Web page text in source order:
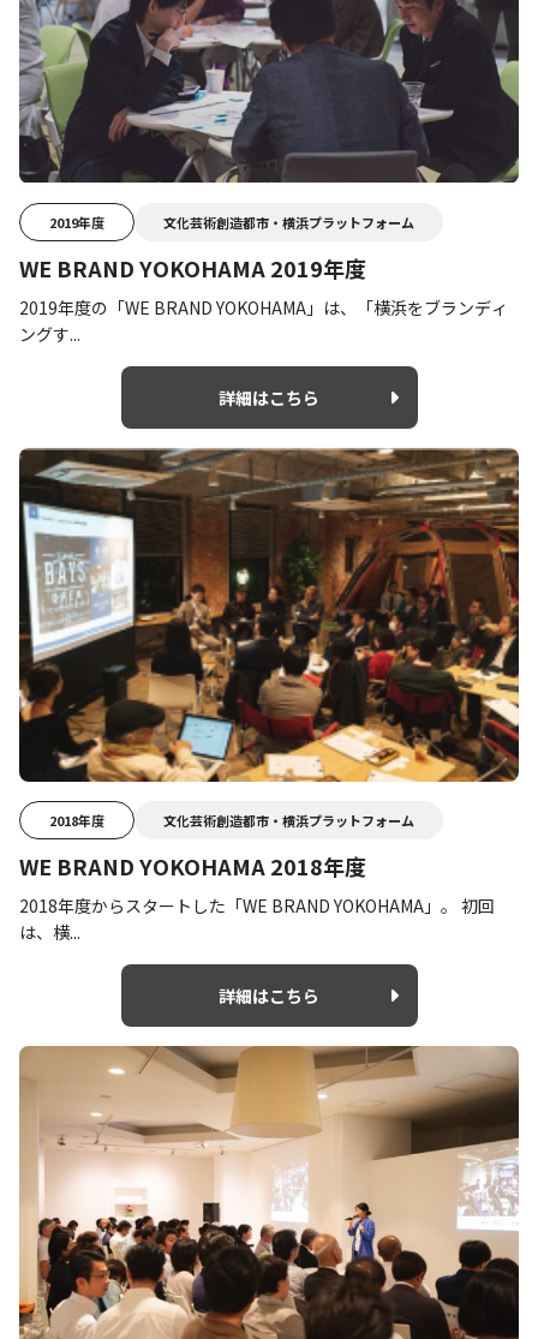
2019年度 文化芸術創造都市・横浜プラットフォーム
WE BRAND YOKOHAMA 2019年度
2019年度の「WE BRAND YOKOHAMA」は、「横浜をブランディ
ングす...
詳細はこちら
2018年度 文化芸術創造都市・横浜プラットフォーム
WE BRAND YOKOHAMA 2018年度
2018年度からスタートした「WE BRAND YOKOHAMA」。 初回
は、横...
詳細はこちら